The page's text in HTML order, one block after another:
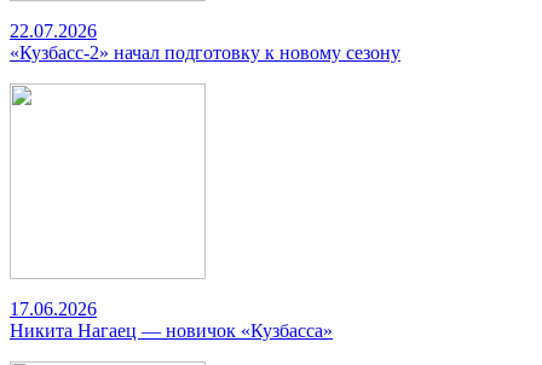
22.07.2026
«Кузбасс-2» начал подготовку к новому сезону
17.06.2026
Никита Нагаец — новичок «Кузбасса»